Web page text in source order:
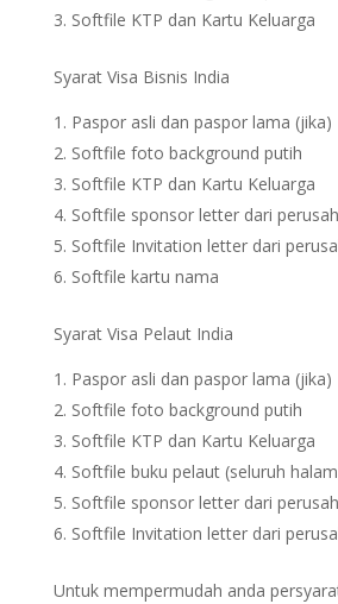
Softfile KTP dan Kartu Keluarga
Syarat Visa Bisnis India
Paspor asli dan paspor lama (jika)
Softfile foto background putih
Softfile KTP dan Kartu Keluarga
Softfile sponsor letter dari
Softfile Invitation letter dari
Softfile kartu nama
Syarat Visa Pelaut India
Paspor asli dan paspor lama (jika)
Softfile foto background putih
Softfile KTP dan Kartu Keluarga
Softfile buku pelaut (seluruh
Softfile sponsor letter dari
Softfile Invitation letter dari
Untuk mempermudah anda